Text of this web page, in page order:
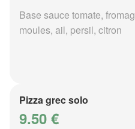
Base sauce tomate,
moules, ail, persil, citron
Pizza grec solo
9.50 €